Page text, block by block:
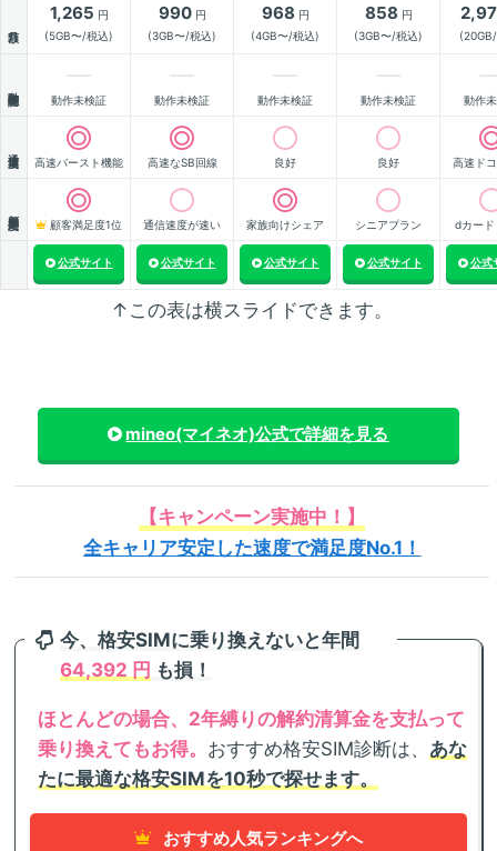
1,265 円
(5GB〜/税込)
990円
(3GB〜/税込)
968 円
(4GB〜/税込)
858 円
(3GB〜/税込)
動作未検証 動作未検証 動作未検証 動作未検証 動作
高速バースト機能 高速なSB回線 良好 良好 高速ド
顧客満足度1位 通信速度が速い 家族向けシェア シニアプラン dカード
公式サイト 公式サイト 公式サイト 公式サイト 公式
↑この表は横スライドできます。
mineo(マイネオ)公式で詳細を見る
【キャンペーン実施中！】
全キャリア安定した速度で満足度No.1！
今、格安SIMに乗り換えないと年間
64,392 円 も損！
ほとんどの場合、2年縛りの解約清算金を支払って
乗り換えてもお得。 おすすめ格安SIM診断は、 あな
たに最適な格安SIMを10秒で探せます。
おすすめ人気ランキングへ